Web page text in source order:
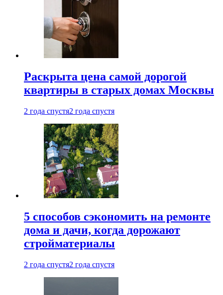
Раскрыта цена самой дорогой
квартиры в старых домах Москвы
2 года спустя2 года спустя
5 способов сэкономить на ремонте
дома и дачи, когда дорожают
стройматериалы
2 года спустя2 года спустя